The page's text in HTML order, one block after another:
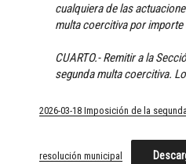
cualquiera de las
multa coercitiva por importe
CUARTO.- Remitir a la
segunda multa coercitiva.
2026-03-18 Imposición de la
resolución municipal